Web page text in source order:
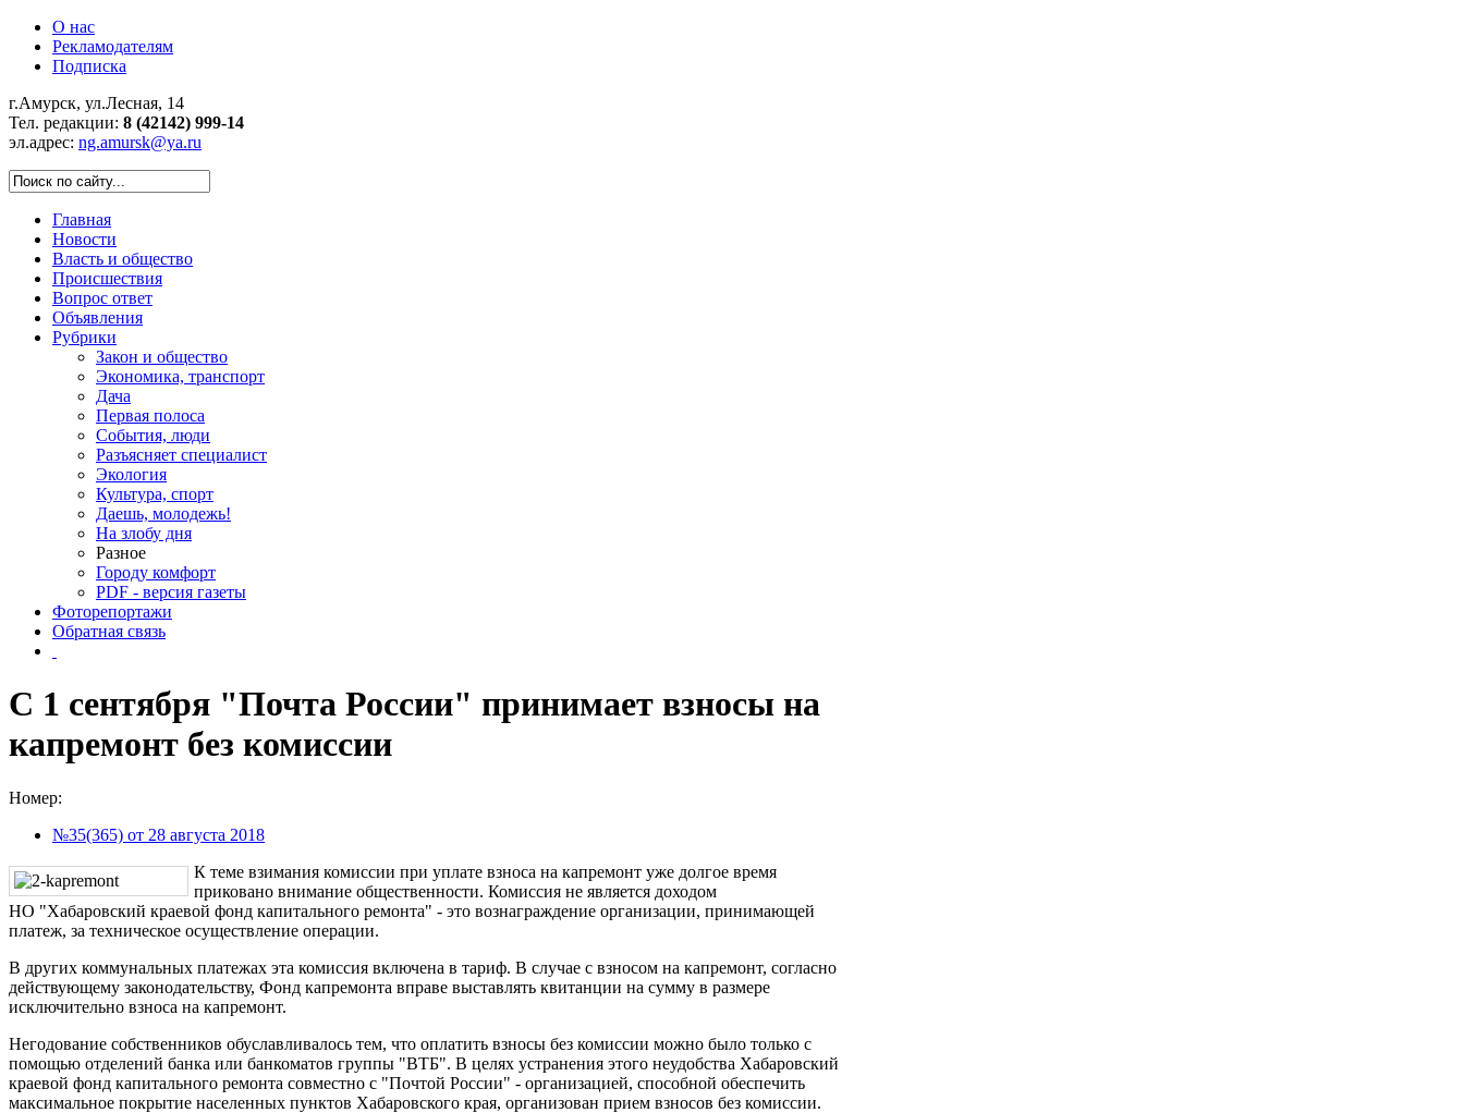
О нас
Рекламодателям
Подписка
г.Амурск, ул.Лесная, 14
Тел. редакции: 8 (42142) 999-14
эл.адрес: ng.amursk@ya.ru
Главная
Новости
Власть и общество
Происшествия
Вопрос ответ
Объявления
Рубрики
Закон и общество
Экономика, транспорт
Дача
Первая полоса
События, люди
Разъясняет специалист
Экология
Культура, спорт
Даешь, молодежь!
На злобу дня
Разное
Городу комфорт
PDF - версия газеты
Фоторепортажи
Обратная связь
С 1 сентября "Почта России" принимает взносы на
капремонт без комиссии
Номер:
№35(365) от 28 августа 2018
К теме взимания комиссии при уплате взноса на капремонт уже долгое время
приковано внимание общественности. Комиссия не является доходом
НО "Хабаровский краевой фонд капитального ремонта" - это вознаграждение организации, принимающей
платеж, за техническое осуществление операции.
В других коммунальных платежах эта комиссия включена в тариф. В случае с взносом на капремонт, согласно
действующему законодательству, Фонд капремонта вправе выставлять квитанции на сумму в размере
исключительно взноса на капремонт.
Негодование собственников обуславливалось тем, что оплатить взносы без комиссии можно было только с
помощью отделений банка или банкоматов группы "ВТБ". В целях устранения этого неудобства Хабаровский
краевой фонд капитального ремонта совместно с "Почтой России" - организацией, способной обеспечить
максимальное покрытие населенных пунктов Хабаровского края, организован прием взносов без комиссии.